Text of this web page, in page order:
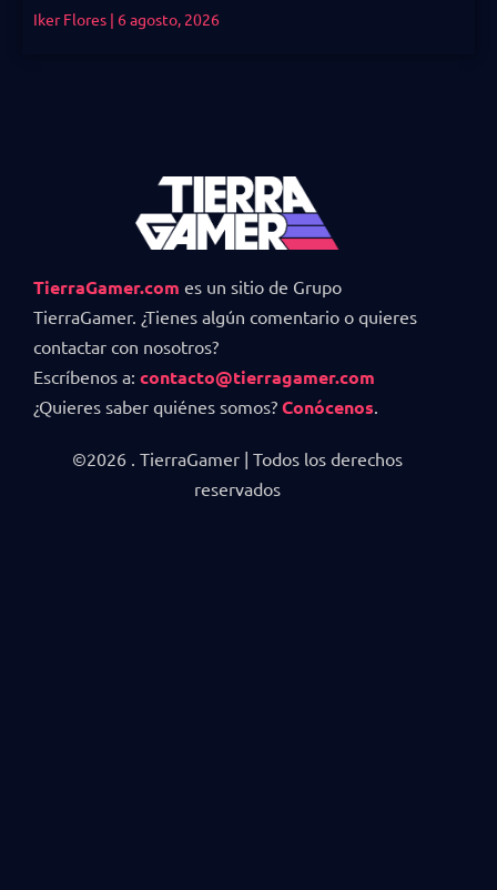
Iker Flores 6 agosto, 2026
TierraGamer.com es un sitio de Grupo
TierraGamer. ¿Tienes algún comentario o quieres
contactar con nosotros?
Escríbenos a: contacto@tierragamer.com
¿Quieres saber quiénes somos? Conócenos.
©2026 . TierraGamer | Todos los derechos
reservados